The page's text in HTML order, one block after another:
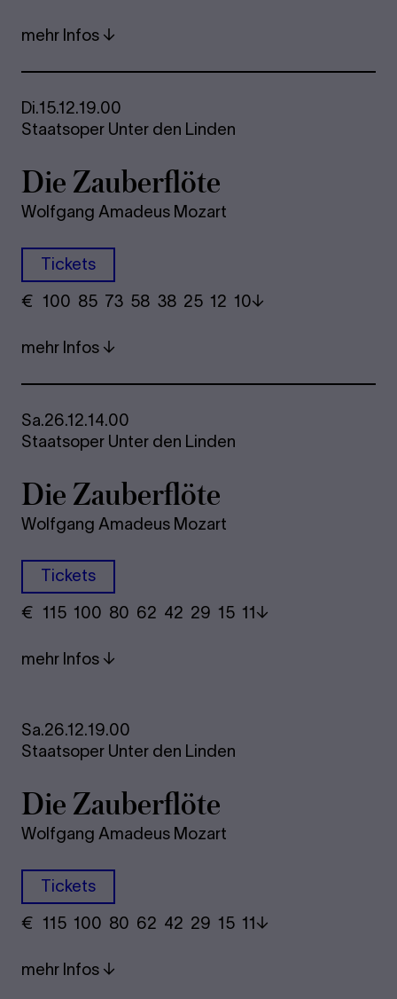
mehr Infos
Di.15.12.19.00
Staatsoper Unter den Linden
Die Zau­ber­flö­te
Wolfgang Amadeus Mozart
Tickets
€ ​ 100 85 73​ 58 38 25​ 12 10
mehr Infos
Sa.26.12.14.00
Staatsoper Unter den Linden
Die Zau­ber­flö­te
Wolfgang Amadeus Mozart
Tickets
€ ​ 115 100 80​ 62 42 29​ 15 11
mehr Infos
Sa.26.12.19.00
Staatsoper Unter den Linden
Die Zau­ber­flö­te
Wolfgang Amadeus Mozart
Tickets
€ ​ 115 100 80​ 62 42 29​ 15 11
mehr Infos